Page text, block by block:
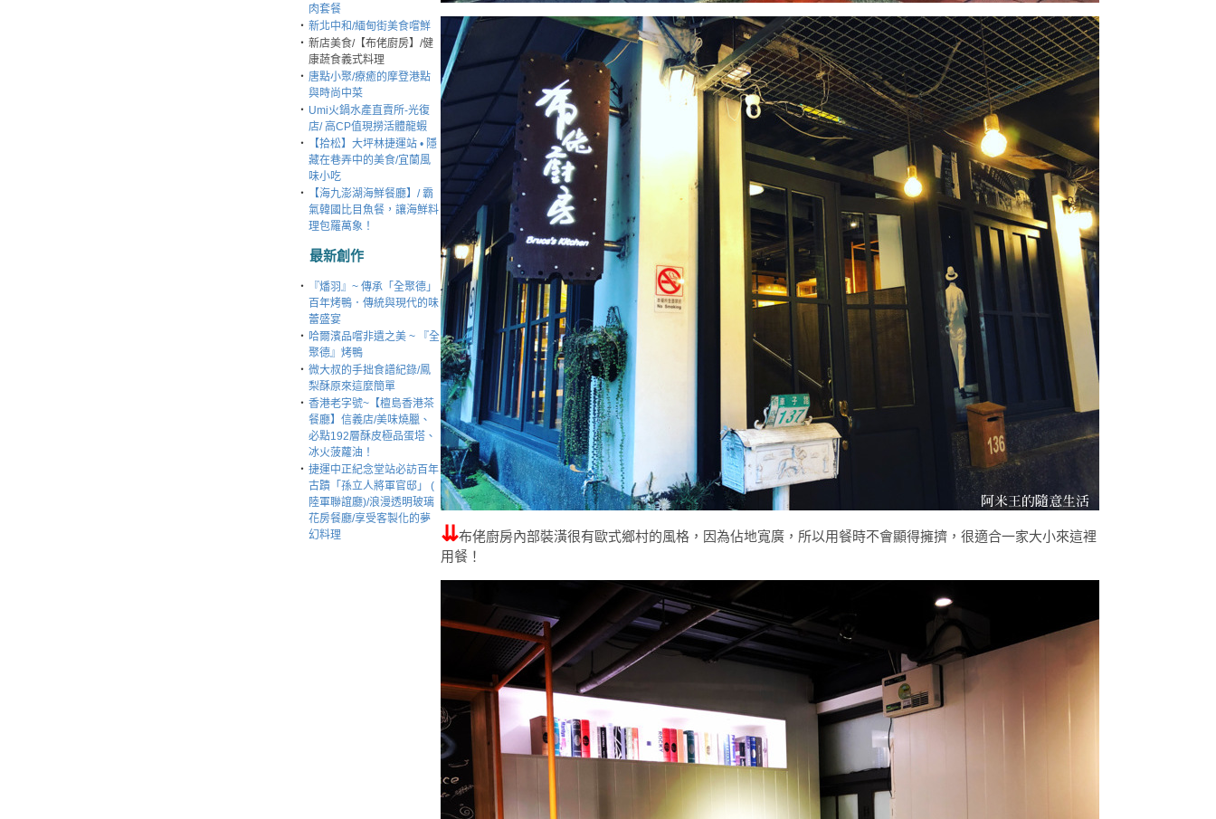
肉套餐
‧ 新北中和/緬甸街美食嚐鮮
‧ 新店美食/【布佬廚房】/健
康蔬食義式料理
‧ 唐點小聚/療癒的摩登港點
與時尚中菜
‧ Umi火鍋水產直賣所-光復
店/ 高CP值現撈活體龍蝦
‧
【拾松】大坪林捷運站 • 隱
藏在巷弄中的美食/宜蘭風
味小吃
‧
【海九澎湖海鮮餐廳】/ 霸
氣韓國比目魚餐，讓海鮮料
理包羅萬象！
最新創作
‧
『燔羽』~ 傳承「全聚德」
百年烤鴨．傳統與現代的味
蕾盛宴
‧ 哈爾濱品嚐非遺之美 ~ 『全
聚德』烤鴨
‧ 微大叔的手拙食譜紀錄/鳳
梨酥原來這麼簡單
‧ 香港老字號~【檀島香港茶
餐廳】信義店/美味燒臘、
必點192層酥皮極品蛋塔、
冰火菠蘿油！
‧ 捷運中正紀念堂站必訪百年
古蹟「孫立人將軍官邸」 (
陸軍聯誼廳)/浪漫透明玻璃
花房餐廳/享受客製化的夢
幻料理
⇊布佬廚房內部裝潢很有歐式鄉村的風格，因為佔地寬廣，所以用餐時不會顯得擁擠，很適合一家大小來這裡
用餐！